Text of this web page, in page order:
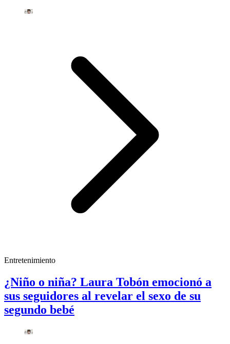
Entretenimiento
¿Niño o niña? Laura Tobón emocionó a
sus seguidores al revelar el sexo de su
segundo bebé